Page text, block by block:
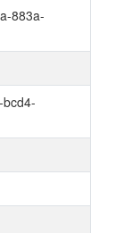
883a-